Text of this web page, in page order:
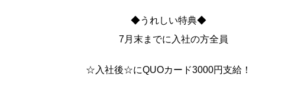
◆うれしい特典◆
7月末までに入社の方全員
☆入社後☆にQUOカード3000円支給！